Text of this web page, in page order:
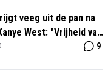
veeg uit de pan na
West: "Vrijheid van
9